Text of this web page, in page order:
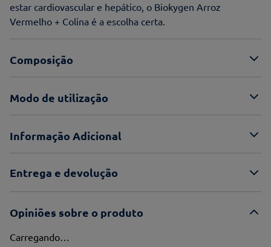
estar cardiovascular e hepático, o Biokygen Arroz
Vermelho + Colina é a escolha certa.
Composição
Modo de utilização
Informação Adicional
Entrega e devolução
Opiniões sobre o produto
Carregando…